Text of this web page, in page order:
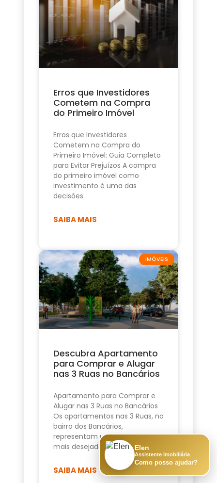
Erros que Investidores
Cometem na Compra
do Primeiro Imóvel
Erros que Investidores
Cometem na Compra do
Primeiro Imóvel: Guia Completo
para Evitar Prejuízos A compra
do primeiro imóvel como
investimento é uma das
decisões
SAIBA MAIS
IMÓVEIS
Descubra Apartamento
para Comprar e Alugar
nas 3 Ruas no Bancários
Apartamento para Comprar e
Alugar nas 3 Ruas no Bancários
Os apartamentos nas 3 Ruas, no
bairro dos Bancários,
representam uma das opções
mais desejadas de
SAIBA MAIS
Elen
Assistente Imobiliária
Como posso ajudar?